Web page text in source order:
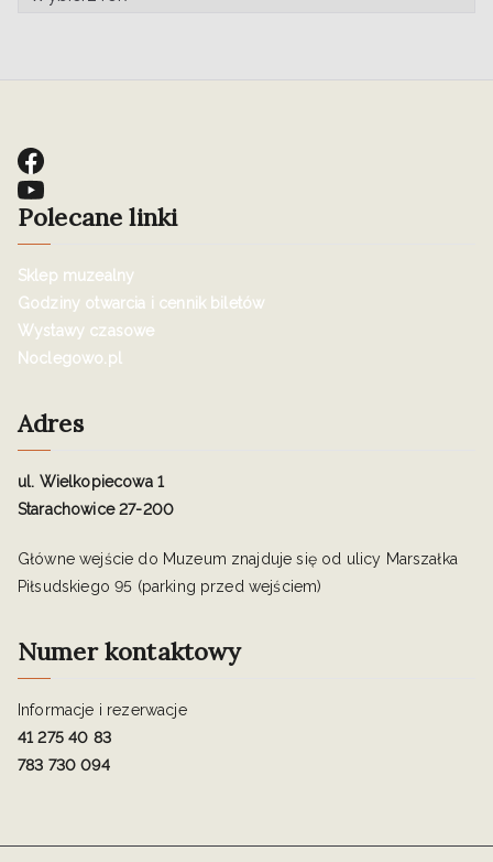
Polecane linki
Sklep muzealny
Godziny otwarcia i cennik biletów
Wystawy czasowe
Noclegowo.pl
Adres
ul. Wielkopiecowa 1
Starachowice 27-200
Główne wejście do Muzeum znajduje się od ulicy Marszałka
Piłsudskiego 95 (parking przed wejściem)
Numer kontaktowy
Informacje i rezerwacje
41 275 40 83
783 730 094